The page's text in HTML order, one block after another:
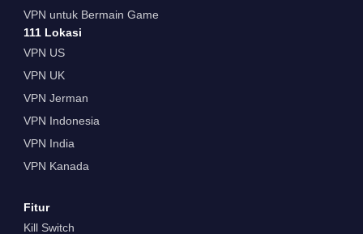
VPN untuk Bermain Game
111 Lokasi
VPN US
VPN UK
VPN Jerman
VPN Indonesia
VPN India
VPN Kanada
Fitur
Kill Switch